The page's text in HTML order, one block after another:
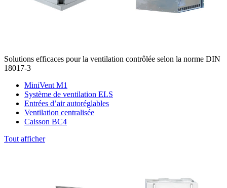
Solutions efficaces pour la ventilation contrôlée selon la norme DIN
18017-3
MiniVent M1
Système de ventilation ELS
Entrées d’air autoréglables
Ventilation centralisée
Caisson BC4
Tout afficher